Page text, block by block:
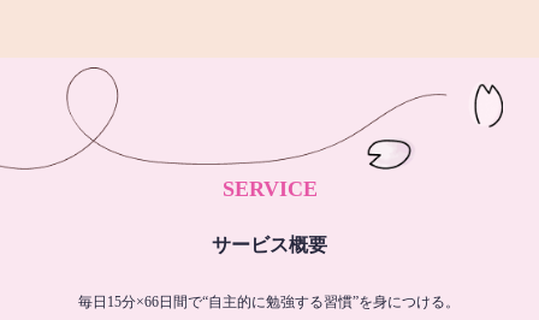
SERVICE
サービス概要
毎日15分×66日間で“自主的に勉強する習慣”を身につける。